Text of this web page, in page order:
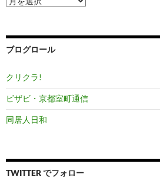
ー
ブ
ブログロール
クリクラ!
ビザビ・京都室町通信
同居人日和
TWITTER でフォロー